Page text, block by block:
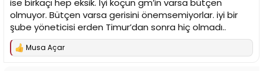
ise birkaçı hep eksik. İyi koçun gm’in varsa bütçen
olmuyor. Bütçen varsa gerisini önemsemiyorlar. iyi bir
şube yöneticisi erden Timur’dan sonra hiç olmadı..
T
Musa Açar